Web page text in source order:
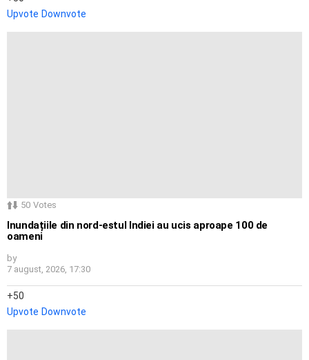
Upvote Downvote
50 Votes
Inundațiile din nord-estul Indiei au ucis aproape 100 de
oameni
by
7 august, 2026, 17:30
50
Upvote Downvote